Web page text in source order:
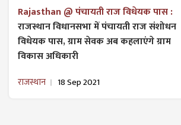
Rajasthan @ पंचायती राज विधेयक पास :
राजस्थान विधानसभा में पंचायती राज ​संशोधन
विधेयक पास, ग्राम सेवक अब कहलाएंगे ग्राम
विकास अधिकारी
राजस्थान 18 Sep 2021